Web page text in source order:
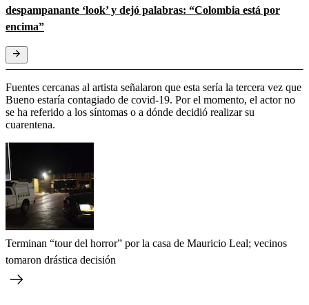
despampanante ‘look’ y dejó palabras: “Colombia está por
encima”
Fuentes cercanas al artista señalaron que esta sería la tercera vez que
Bueno estaría contagiado de covid-19. Por el momento, el actor no
se ha referido a los síntomas o a dónde decidió realizar su
cuarentena.
Terminan “tour del horror” por la casa de Mauricio Leal; vecinos
tomaron drástica decisión